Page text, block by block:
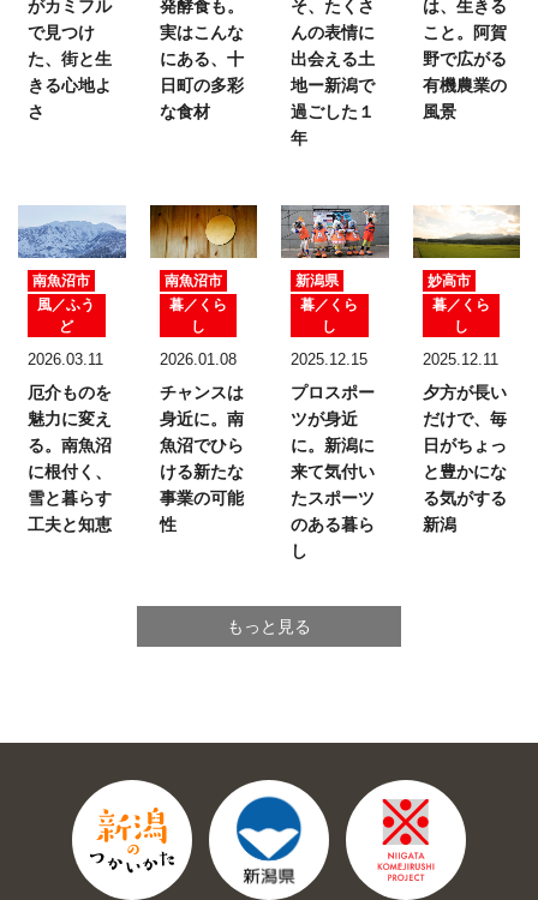
がカミフル
で見つけ
た、 街と生
きる心地よ
さ
発酵食も。
実はこんな
にある、十
日町の多彩
な食材
そ、たくさ
んの表情に
出会える土
地ー新潟で
過ごした１
年
は、生きる
こと。
阿賀
野で広がる
有機農業の
風景
南魚沼市
風／ふう
ど
2026.03.11
厄介ものを
魅力に変え
る。 南魚沼
に根付く、
雪と暮らす
工夫と知恵
南魚沼市
暮／くら
し
2026.01.08
チャンスは
身近に。 南
魚沼でひら
ける新たな
事業の可能
性
新潟県
暮／くら
し
2025.12.15
プロスポー
ツが身近
に。 新潟に
来て気付い
たスポーツ
のある暮ら
し
妙高市
暮／くら
し
2025.12.11
夕方が長い
だけで、 毎
日がちょっ
と豊かにな
る気がする
新潟
もっと見る